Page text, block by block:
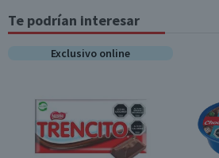
Tipo de Producto
Fundas
Garantía Mínima Legal
Te podrían interesar
Exclusivo online